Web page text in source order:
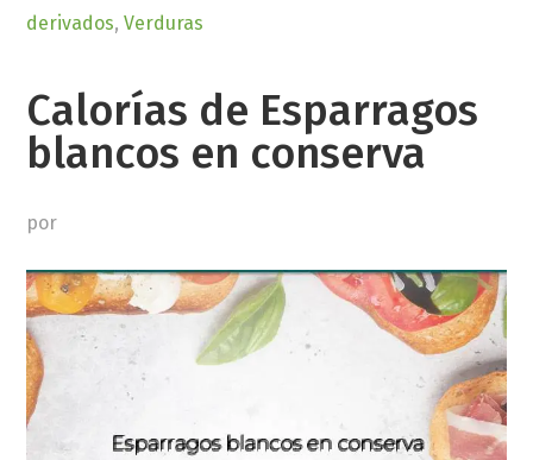
derivados,Verduras
Calorías de Esparragos
blancos en conserva
por